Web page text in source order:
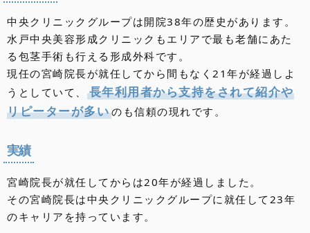
中央クリニックグループは開院38年の歴史があります。
水戸中央美容形成クリニックもエリアで最も老舗にあた
る包茎手術も行える形成外科です。
現任の宮崎院長が就任してから間もなく21年が経過しよ
うとしていて、
長年利用者から支持をされて紹介や
リピーターが多いのも信頼の現れです。
実績
宮崎院長が就任してからは20年が経過しました。
その宮崎院長は中央クリニックグループに就任して23年
のキャリアを持っています。